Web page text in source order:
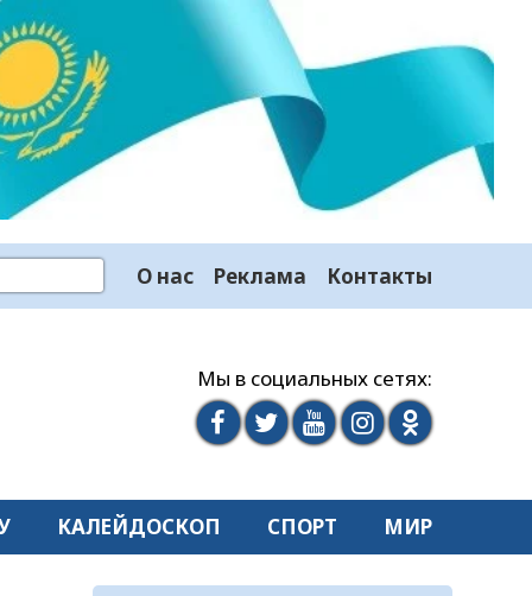
О нас Реклама Контакты
Мы в социальных сетях:
КАЛЕЙДОСКОП СПОРТ МИР